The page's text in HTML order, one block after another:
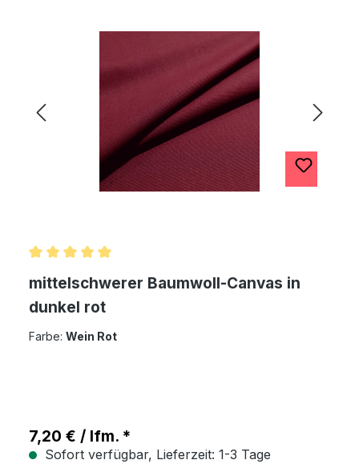
mittelschwerer Baumwoll-Canvas in
dunkel rot
Farbe: Wein Rot
7,20 € / lfm. *
Sofort verfügbar, Lieferzeit: 1-3 Tage